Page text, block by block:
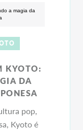
KYOTO:
DA
pop,
Kyoto é